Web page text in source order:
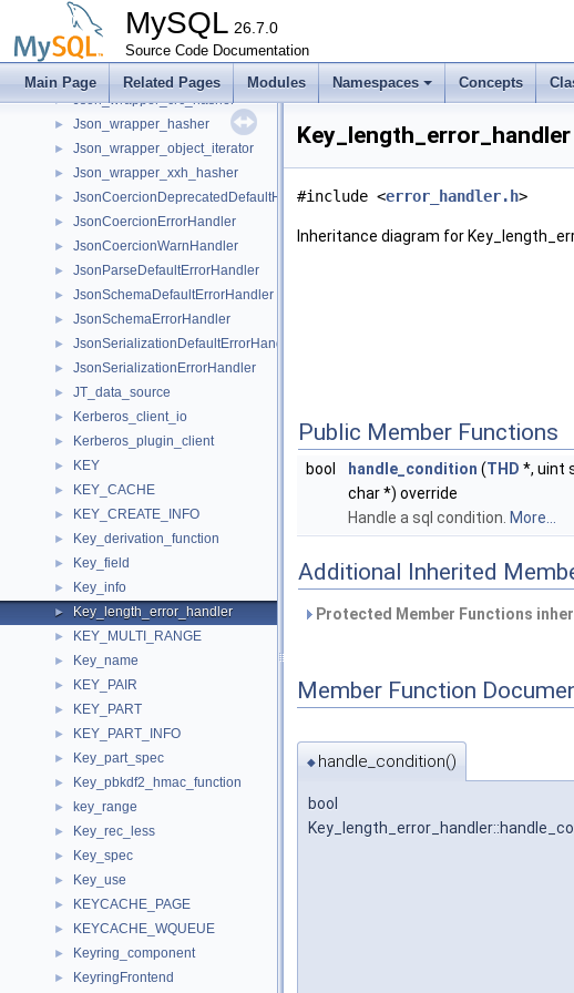
MySQL 26.7.0
Source Code Documentation
Main Page Related Pages Modules Namespaces Concepts
Json_time
► Json_uint
► Json_wrapper
► Json_wrapper_crc_hasher
► Json_wrapper_hasher
► Json_wrapper_object_iterator
► Json_wrapper_xxh_hasher
► JsonCoercionDeprecatedDefaultHandler
► JsonCoercionErrorHandler
► JsonCoercionWarnHandler
► JsonParseDefaultErrorHandler
► JsonSchemaDefaultErrorHandler
► JsonSchemaErrorHandler
► JsonSerializationDefaultErrorHandler
► JsonSerializationErrorHandler
► JT_data_source
► Kerberos_client_io
► Kerberos_plugin_client
► KEY
► KEY_CACHE
► KEY_CREATE_INFO
► Key_derivation_function
► Key_field
► Key_info
► Key_length_error_handler
► KEY_MULTI_RANGE
► Key_name
► KEY_PAIR
► KEY_PART
► KEY_PART_INFO
► Key_part_spec
► Key_pbkdf2_hmac_function
► key_range
► Key_rec_less
► Key_spec
► Key_use
► KEYCACHE_PAGE
► KEYCACHE_WQUEUE
► Keyring_component
► KeyringFrontend
#include <error_handler.h>
Inheritance diagram for
Public Member Functions
bool handle_condition (THD *, uint
char *) override
Handle a sql condition. More...
Additional Inherited
Protected Member Functions
Member Function
◆ handle_condition()
bool